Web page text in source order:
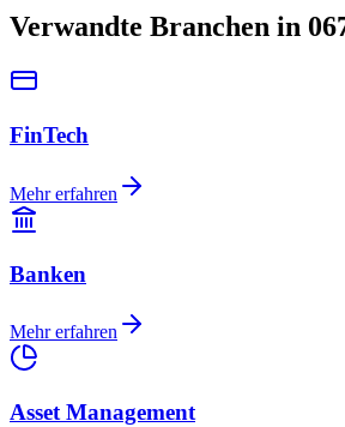
Verwandte Branchen in
FinTech
Mehr erfahren
Banken
Mehr erfahren
Asset Management